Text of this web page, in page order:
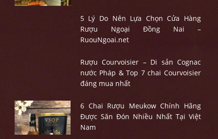
5 Lý Do Nên Lựa Chọn Cửa Hàng
Rượu Ngoại Đồng Nai –
RuouNgoai.net
Rượu Courvoisier – Di sản Cognac
nước Pháp & Top 7 chai Courvoisier
đáng mua nhất
6 Chai Rượu Meukow Chính Hãng
Được Săn Đón Nhiều Nhất Tại Việt
Nam